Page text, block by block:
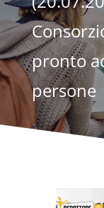
pronto
persone